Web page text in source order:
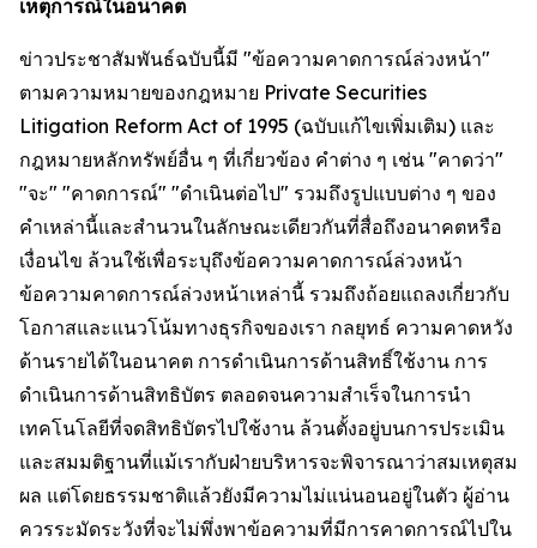
เหตุการณ์ในอนาคต
ข่าวประชาสัมพันธ์ฉบับนี้มี "ข้อความคาดการณ์ล่วงหน้า"
ตามความหมายของกฎหมาย Private Securities
Litigation Reform Act of 1995 (ฉบับแก้ไขเพิ่มเติม) และ
กฎหมายหลักทรัพย์อื่น ๆ ที่เกี่ยวข้อง คำต่าง ๆ เช่น "คาดว่า"
"จะ" "คาดการณ์" "ดำเนินต่อไป" รวมถึงรูปแบบต่าง ๆ ของ
คำเหล่านี้และสำนวนในลักษณะเดียวกันที่สื่อถึงอนาคตหรือ
เงื่อนไข ล้วนใช้เพื่อระบุถึงข้อความคาดการณ์ล่วงหน้า
ข้อความคาดการณ์ล่วงหน้าเหล่านี้ รวมถึงถ้อยแถลงเกี่ยวกับ
โอกาสและแนวโน้มทางธุรกิจของเรา กลยุทธ์ ความคาดหวัง
ด้านรายได้ในอนาคต การดำเนินการด้านสิทธิ์ใช้งาน การ
ดำเนินการด้านสิทธิบัตร ตลอดจนความสำเร็จในการนำ
เทคโนโลยีที่จดสิทธิบัตรไปใช้งาน ล้วนตั้งอยู่บนการประเมิน
และสมมติฐานที่แม้เรากับฝ่ายบริหารจะพิจารณาว่าสมเหตุสม
ผล แต่โดยธรรมชาติแล้วยังมีความไม่แน่นอนอยู่ในตัว ผู้อ่าน
ควรระมัดระวังที่จะไม่พึ่งพาข้อความที่มีการคาดการณ์ไปใน